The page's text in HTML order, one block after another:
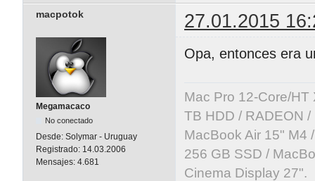
macpotok 27.01.2015
Megamacaco
No conectado
Desde: Solymar - Uruguay
Registrado: 14.03.2006
Mensajes: 4.681
Opa, entonces era
Mac Pro 12-Core/
TB HDD / RADEON
MacBook Air 15" M4
256 GB SSD /
Cinema Display 27".